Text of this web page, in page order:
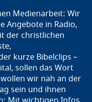
Medienarbeit: Wir
Angebote in Radio,
der christlichen
kurze Bibelclips –
sollen das Wort
wir nah an der
sein und ihnen